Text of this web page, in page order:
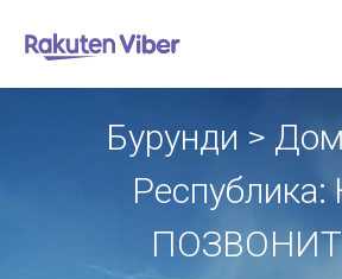
Бурунди >